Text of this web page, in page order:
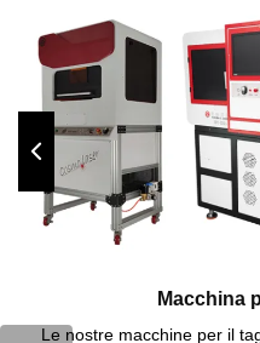
Macchina
Le nostre macchine per il